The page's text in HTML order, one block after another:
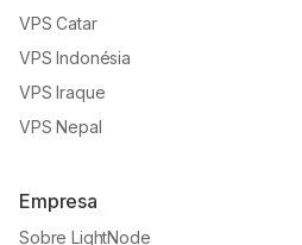
VPS Catar
VPS Indonésia
VPS Iraque
VPS Nepal
Empresa
Sobre LightNode